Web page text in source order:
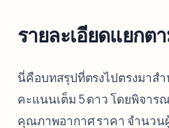
รายละเอียดแยกต
นี่คือบทสรุปที่ตรงไปตรงมาส
คะแนนเต็ม 5 ดาว โดยพิจาร
คุณภาพอากาศ ราคา จำนว